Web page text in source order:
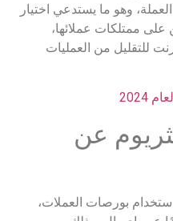
وهو ما يستدعي اختيار
على ممتلكات عملائها،
للتقليل من العمليات
عن
بورصات العملات،